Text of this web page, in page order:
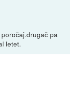
pa
letet.